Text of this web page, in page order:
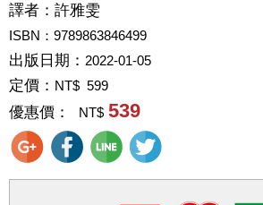
譯者： 許雅雯
ISBN：9789863846499
出版日期： 2022-01-05
定價： NT$ 599
優惠價： NT$ 539